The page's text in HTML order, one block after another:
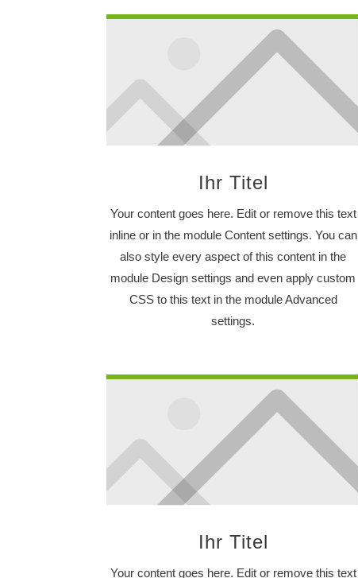
Ihr Titel
Your content goes here. Edit or remove this text
inline or in the module Content settings. You can
also style every aspect of this content in the
module Design settings and even apply custom
CSS to this text in the module Advanced
settings.
Ihr Titel
Your content goes here. Edit or remove this text